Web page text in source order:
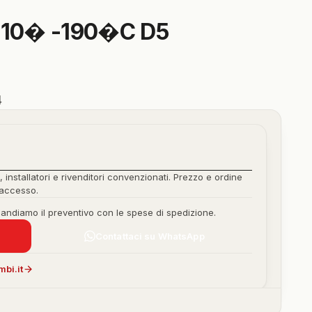
-190�C D5
installatori e rivenditori convenzionati. Prezzo e ordine
il preventivo con le spese di spedizione.